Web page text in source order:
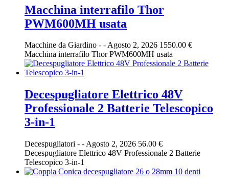
Macchina interrafilo Thor
PWM600MH usata
Macchine da Giardino - -Agosto 2, 2026 1550.00 €
Macchina interrafilo Thor PWM600MH usata
Decespugliatore Elettrico 48V
Professionale 2 Batterie Telescopico
3-in-1
Decespugliatori - - Agosto 2, 2026 56.00 €
Decespugliatore Elettrico 48V Professionale 2 Batterie
Telescopico 3-in-1